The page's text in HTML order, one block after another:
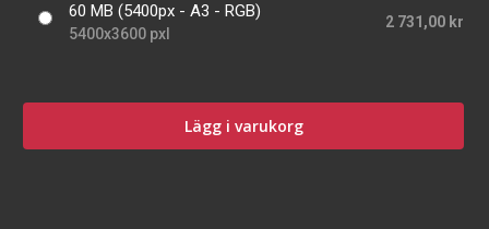
60 MB (5400px - A3 - RGB)
5400x3600 pxl
2 731,00 kr
Lägg i varukorg